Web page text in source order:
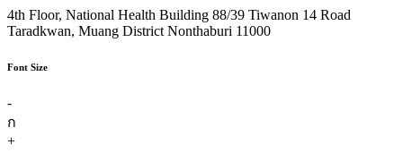
4th Floor, National Health Building 88/39 Tiwanon 14 Road
Taradkwan, Muang District Nonthaburi 11000
Font Size
-
ก
+